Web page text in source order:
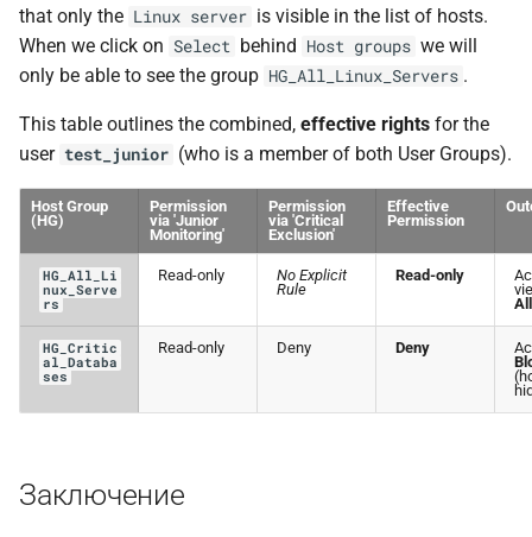
that only the Linux server is visible in the list of hosts.
When we click on Select behind Host groups we will
only be able to see the group HG_All_Linux_Servers .
This table outlines the combined, effective rights for the
user test_junior (who is a member of both User Groups).
Host Group
(HG)
Permission
via 'Junior
Monitoring'
Permission
via 'Critical
Exclusion'
Effective
Permission
HG_All_Li
nux_Serve
rs
Read-only
No Explicit
Rule
Read-only
HG_Critic
al_Databa
ses
Read-only Deny Deny
Заключение